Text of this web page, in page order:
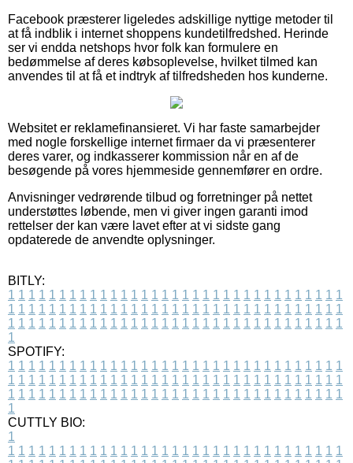
Facebook præsterer ligeledes adskillige nyttige metoder til
at få indblik i internet shoppens kundetilfredshed. Herinde
ser vi endda netshops hvor folk kan formulere en
bedømmelse af deres købsoplevelse, hvilket tilmed kan
anvendes til at få et indtryk af tilfredsheden hos kunderne.
Websitet er reklamefinansieret. Vi har faste samarbejder
med nogle forskellige internet firmaer da vi præsenterer
deres varer, og indkasserer kommission når en af de
besøgende på vores hjemmeside gennemfører en ordre.
Anvisninger vedrørende tilbud og forretninger på nettet
understøttes løbende, men vi giver ingen garanti imod
rettelser der kan være lavet efter at vi sidste gang
opdaterede de anvendte oplysninger.
BITLY:
1 1 1 1 1 1 1 1 1 1 1 1 1 1 1 1 1 1 1 1 1 1 1 1 1 1 1 1 1 1 1 1 1
1 1 1 1 1 1 1 1 1 1 1 1 1 1 1 1 1 1 1 1 1 1 1 1 1 1 1 1 1 1 1 1 1
1 1 1 1 1 1 1 1 1 1 1 1 1 1 1 1 1 1 1 1 1 1 1 1 1 1 1 1 1 1 1 1 1
1
SPOTIFY:
1 1 1 1 1 1 1 1 1 1 1 1 1 1 1 1 1 1 1 1 1 1 1 1 1 1 1 1 1 1 1 1 1
1 1 1 1 1 1 1 1 1 1 1 1 1 1 1 1 1 1 1 1 1 1 1 1 1 1 1 1 1 1 1 1 1
1 1 1 1 1 1 1 1 1 1 1 1 1 1 1 1 1 1 1 1 1 1 1 1 1 1 1 1 1 1 1 1 1
1
CUTTLY BIO:
1
1 1 1 1 1 1 1 1 1 1 1 1 1 1 1 1 1 1 1 1 1 1 1 1 1 1 1 1 1 1 1 1 1